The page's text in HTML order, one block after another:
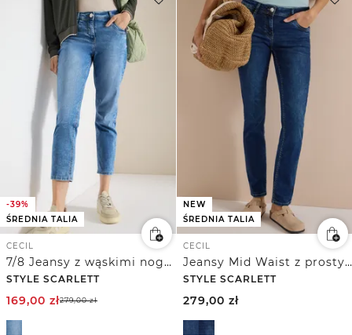
-39%
ŚREDNIA TALIA
CECIL
7/8 Jeansy z wąskimi nogawkami Mid Waist w stylu Casual Fit
STYLE SCARLETT
169,00 zł279,00zł
NEW
ŚREDNIA TALIA
CECIL
Jeansy Mid Waist z prostymi nogawkami w stylu Casual Fit
STYLE SCARLETT
279,00 zł